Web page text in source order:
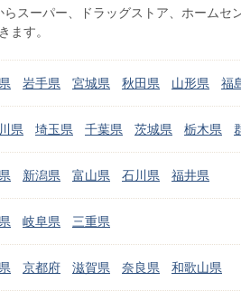
スーパー、ドラッグストア、ホームセ
ます。
岩手県 宮城県 秋田県 山形県 福
県 埼玉県 千葉県 茨城県 栃木県
新潟県 富山県 石川県 福井県
岐阜県 三重県
京都府 滋賀県 奈良県 和歌山県